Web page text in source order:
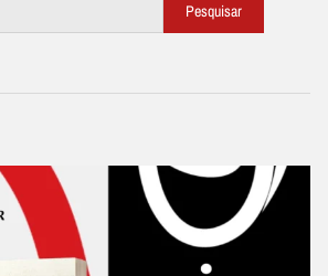
Pesquisar